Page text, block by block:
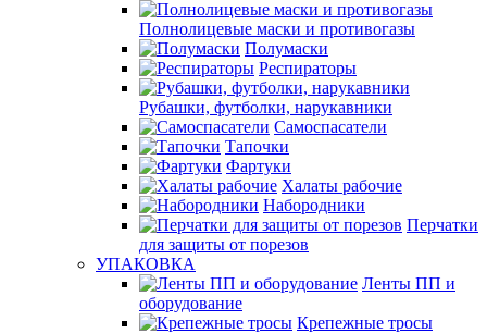
Полнолицевые маски и противогазы
Полумаски
Респираторы
Рубашки, футболки, нарукавники
Самоспасатели
Тапочки
Фартуки
Халаты рабочие
Набородники
Перчатки
для защиты от порезов
УПАКОВКА
Ленты ПП и
оборудование
Крепежные тросы